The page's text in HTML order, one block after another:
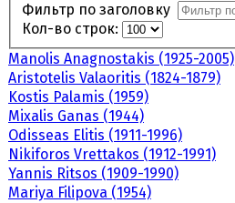
Фильтр по заголовку
Кол-во строк:
Manolis Anagnostakis (1925-2005)
Aristotelis Valaoritis (1824-1879)
Kostis Palamis (1959)
Mixalis Ganas (1944)
Odisseas Elitis (1911-1996)
Nikiforos Vrettakos (1912-1991)
Yannis Ritsos (1909-1990)
Mariya Filipova (1954)